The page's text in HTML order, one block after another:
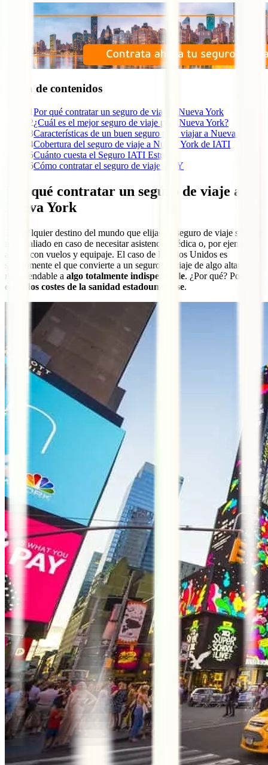
Tabla de contenidos
1Por qué contratar un seguro de viaje a Nueva York
2¿Cuál es el mejor seguro de viaje para Nueva York?
3Características de un buen seguro para viajar a Nueva York
4Cobertura del seguro de viaje a Nueva York de IATI
5Cuánto cuesta el Seguro IATI Estrella
6Cómo contratar el seguro de viaje a NY
Por qué contratar un seguro de viaje a
Nueva York
En cualquier destino del mundo que elijas, el seguro de viaje será tu
mejor aliado en caso de necesitar asistencia médica o, por ejemplo,
ayuda con vuelos y equipaje. El caso de Estados Unidos es
seguramente el que convierte a un seguro de viaje de algo altamente
recomendable a algo totalmente indispensable. ¿Por qué? Por los
elevados costes de la sanidad estadounidense.